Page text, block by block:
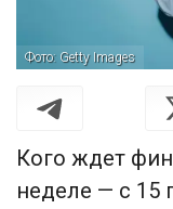
Фото: Getty Images
Кого ждет
неделе — с 15